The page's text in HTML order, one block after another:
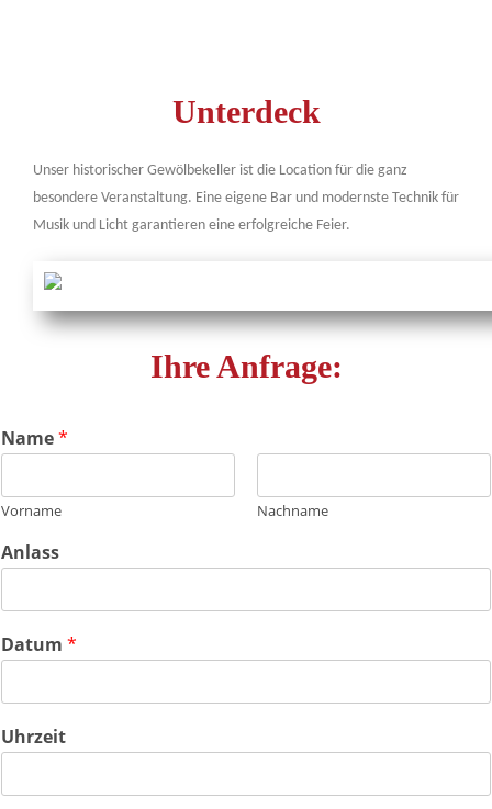
Unterdeck
Unser historischer Gewölbekeller ist die Location für die ganz
besondere Veranstaltung. Eine eigene Bar und modernste Technik für
Musik und Licht garantieren eine erfolgreiche Feier.
Ihre Anfrage:
Name*
Vorname Nachname
Anlass
Datum *
Uhrzeit